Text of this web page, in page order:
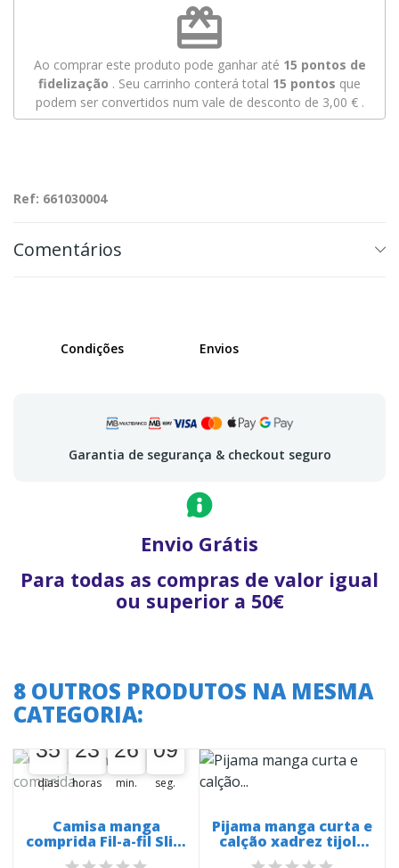
redeem
Ao comprar este produto pode ganhar até 15 pontos de
fidelização . Seu carrinho conterá total 15 pontos que
podem ser convertidos num vale de desconto de 3,00 €.
Ref: 661030004
Comentários
Condições Envios
Garantia de segurança & checkout seguro
Envio Grátis
Para todas as compras de valor igual
ou superior a 50€
8 OUTROS PRODUTOS NA MESMA
CATEGORIA:
A oferta termina em:
35
35
00
dias
23
23
00
horas
26
26
00
min.
09
09
10
seg.
Camisa manga
comprida Fil-a-fil Slim
Fit
Pijama manga curta e
calção xadrez tijolo
303